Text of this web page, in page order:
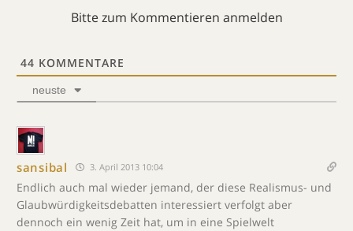
Bitte zum Kommentieren anmelden
44 KOMMENTARE
neuste
sansibal 3. April 2013 10:04
Endlich auch mal wieder jemand, der diese Realismus- und
Glaubwürdigkeitsdebatten interessiert verfolgt aber
dennoch ein wenig Zeit hat, um in eine Spielwelt